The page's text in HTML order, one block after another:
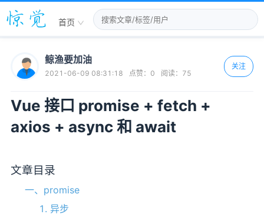
首页
鲸渔要加油
2021-06-09 08:31:18 点赞： 0 阅读： 75
关注
Vue 接口 promise + fetch +
axios + async 和 await
文章目录
一、promise
1. 异步